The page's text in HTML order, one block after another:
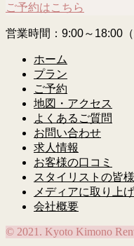
ご予約はこちら
営業時間：9:00～18:00
ホーム
プラン
ご予約
地図・アクセス
よくあるご質問
お問い合わせ
求人情報
お客様の口コミ
スタイリストの皆
メディアに取り上
会社概要
© 2021. Kyoto Kimono